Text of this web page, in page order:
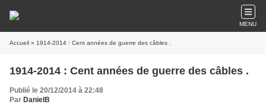
MENU
Accueil » 1914-2014 : Cent années de guerre des câbles .
1914-2014 : Cent années de guerre des câbles .
Publié le 20/12/2014 à 22:48
Par DanielB